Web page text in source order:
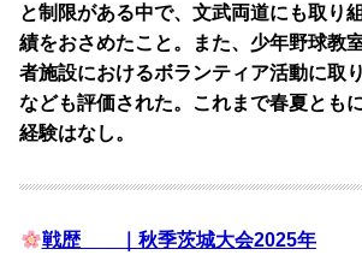
と制限がある中で、文武両道にも取り
績をおさめたこと。また、少年野球教
者施設におけるボランティア活動に取
なども評価された。これまで春夏とも
経験はなし。
戦歴 ｜秋季茨城大会2025年